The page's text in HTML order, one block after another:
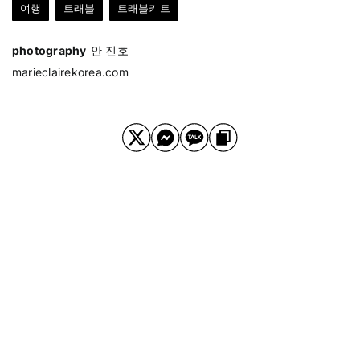
여행 트래블 트래블키트
photography 안 진호
marieclairekorea.com